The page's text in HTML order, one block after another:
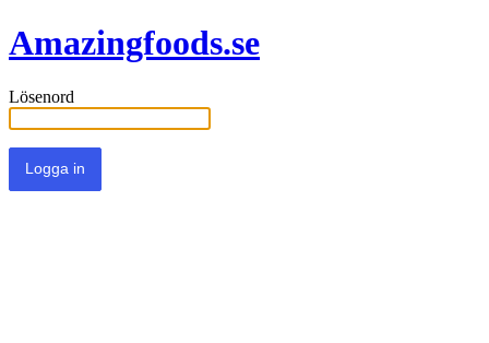
Amazingfoods.se
Lösenord